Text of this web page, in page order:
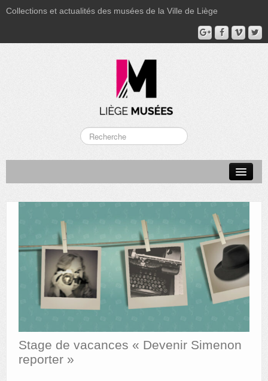
Collections et actualités des musées de la Ville de Liège
MUSÉE GRÉTRY
MUSÉE DU LUMINAIRE
FONDS PATRIMONIAUX
AUTRES LIEUX
PUBLICATIONS
LES APPELS À PROJETS
Stage de vacances « Devenir Simenon
reporter »